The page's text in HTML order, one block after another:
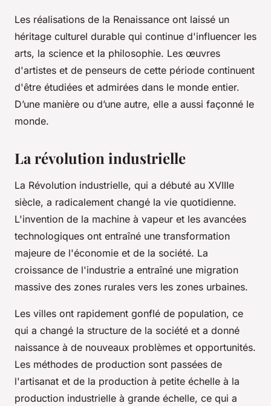
Les réalisations de la Renaissance ont laissé un
héritage culturel durable qui continue d'influencer les
arts, la science et la philosophie. Les œuvres
d'artistes et de penseurs de cette période continuent
d'être étudiées et admirées dans le monde entier.
D’une manière ou d’une autre, elle a aussi façonné le
monde.
La révolution industrielle
La Révolution industrielle, qui a débuté au XVIIIe
siècle, a radicalement changé la vie quotidienne.
L'invention de la machine à vapeur et les avancées
technologiques ont entraîné une transformation
majeure de l'économie et de la société. La
croissance de l'industrie a entraîné une migration
massive des zones rurales vers les zones urbaines.
Les villes ont rapidement gonflé de population, ce
qui a changé la structure de la société et a donné
naissance à de nouveaux problèmes et opportunités.
Les méthodes de production sont passées de
l'artisanat et de la production à petite échelle à la
production industrielle à grande échelle, ce qui a